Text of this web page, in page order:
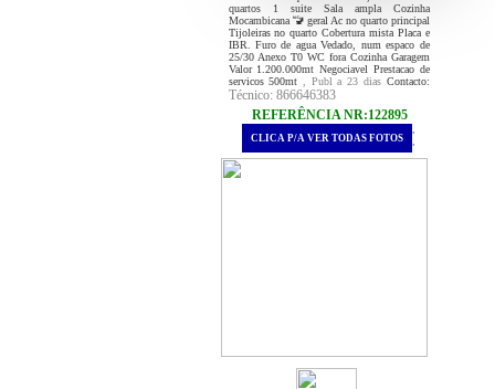
quartos 1 suite Sala ampla Cozinha
Mocambicana 🚾 geral Ac no quarto principal
Tijoleiras no quarto Cobertura mista Placa e
IBR. Furo de agua Vedado, num espaco de
25/30 Anexo T0 WC fora Cozinha Garagem
Valor 1.200.000mt Negociavel Prestacao de
servicos 500mt
, Publ a 23 diasContacto:
Técnico: 866646383
REFERÊNCIA NR:122895
.
CLICA P/A VER TODAS FOTOS .